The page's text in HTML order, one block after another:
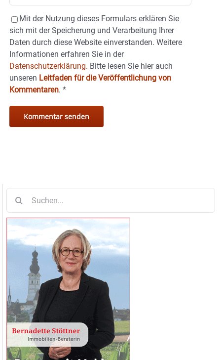
Mit der Nutzung dieses Formulars erklären Sie
sich mit der Speicherung und Verarbeitung Ihrer
Daten durch diese Website einverstanden. Weitere
Informationen erfahren Sie in der
Datenschutzerklärung. Bitte lesen Sie hier auch
unseren Leitfaden für die Veröffentlichung von
Kommentaren. *
nach: